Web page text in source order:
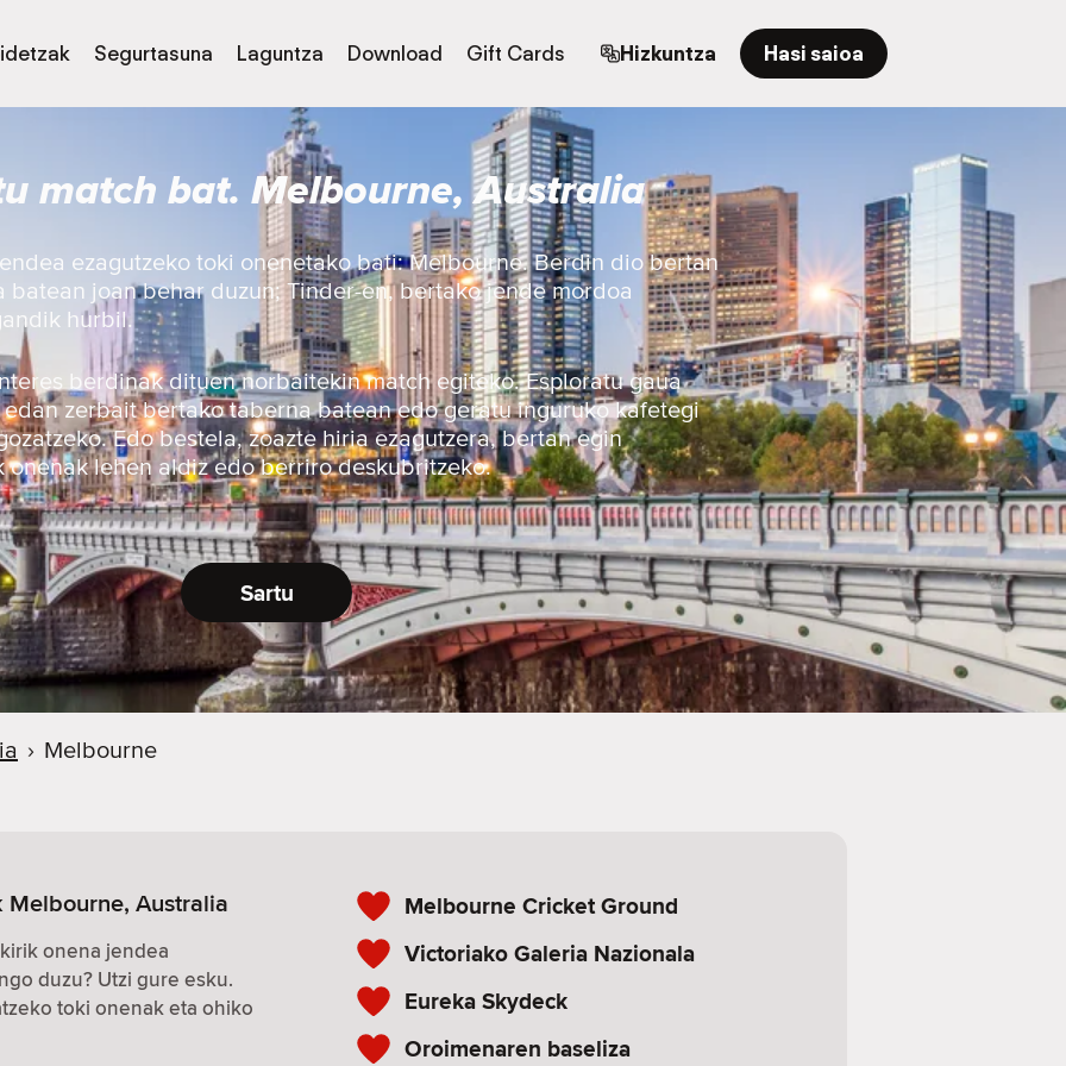
Segurtasuna Laguntza Download Gift Cards Hizkuntza Hasi saioa
match bat. Melbourne, Australia
ezagutzeko toki onenetako bati: Melbourne. Berdin dio bertan
batean joan behar duzun; Tinder-en, bertako jende mordoa
hurbil.
berdinak dituen norbaitekin match egiteko. Esploratu gaua
edan zerbait bertako taberna batean edo geratu inguruko kafetegi
Edo bestela, zoazte hiria ezagutzera, bertan egin
onenak lehen aldiz edo berriro deskubritzeko.
Sartu
› Melbourne
Australia
onena jendea
duzu? Utzi gure esku.
toki onenak eta ohiko
Melbourne Cricket Ground
Victoriako Galeria Nazionala
Eureka Skydeck
Oroimenaren baseliza